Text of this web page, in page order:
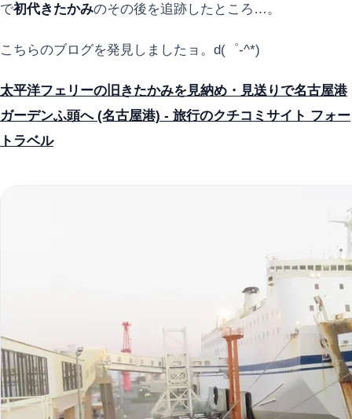
で初代きたかみのその後を追跡したところ…。
こちらのブログを発見しましたョ。d(゜-^*)
太平洋フェリーの旧きたかみを見納め・見送りで名古屋港
ガーデンふ頭へ (名古屋港) - 旅行のクチコミサイト フォー
トラベル